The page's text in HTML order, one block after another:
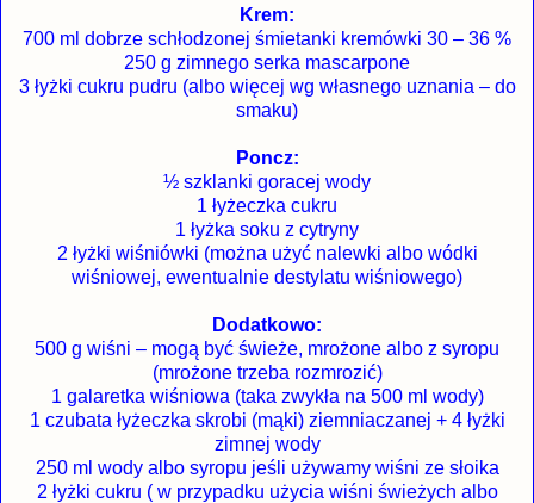
Krem:
700 ml dobrze schłodzonej śmietanki kremówki 30 – 36 %
250 g zimnego serka mascarpone
3 łyżki cukru pudru (albo więcej wg własnego uznania – do
smaku)
Poncz:
½ szklanki goracej wody
1 łyżeczka cukru
1 łyżka soku z cytryny
2 łyżki wiśniówki (można użyć nalewki albo wódki
wiśniowej, ewentualnie destylatu wiśniowego)
Dodatkowo:
500 g wiśni – mogą być świeże, mrożone albo z syropu
(mrożone trzeba rozmrozić)
1 galaretka wiśniowa (taka zwykła na 500 ml wody)
1 czubata łyżeczka skrobi (mąki) ziemniaczanej + 4 łyżki
zimnej wody
250 ml wody albo syropu jeśli używamy wiśni ze słoika
2 łyżki cukru ( w przypadku użycia wiśni świeżych albo